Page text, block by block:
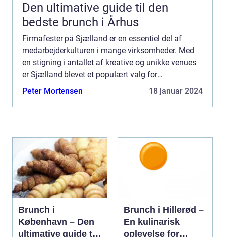
Den ultimative guide til den
bedste brunch i Århus
Firmafester på Sjælland er en essentiel del af
medarbejderkulturen i mange virksomheder. Med
en stigning i antallet af kreative og unikke venues
er Sjælland blevet et populært valg for
virksomheder, der ønsker at holde ...
Peter Mortensen 18 januar 2024
Brunch i
København – Den
ultimative guide til
Brunch i Hillerød –
En kulinarisk
oplevelse for